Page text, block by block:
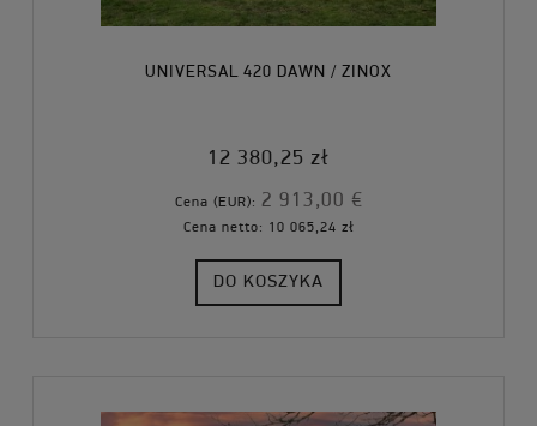
UNIVERSAL 420 DAWN / ZINOX
12 380,25 zł
Cena (EUR): 2 913,00 €
Cena netto: 10 065,24 zł
DO KOSZYKA